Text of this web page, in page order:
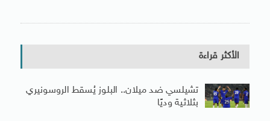
الأكثر قراءة
تشيلسي ضد ميلان.. البلوز يُسقط الروسونيري
بثلاثية وديًا